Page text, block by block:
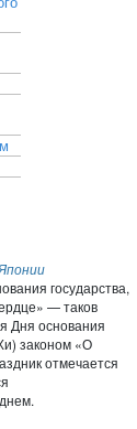
государства,
— таков
Дня основания
законом «О
отмечается